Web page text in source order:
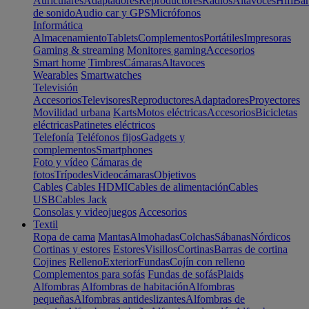
de sonidoAudio car y GPSMicrófonos
Informática
AlmacenamientoTabletsComplementosPortátilesImpresoras
Gaming & streaming Monitores gamingAccesorios
Smart home TimbresCámarasAltavoces
Wearables Smartwatches
Televisión
AccesoriosTelevisoresReproductoresAdaptadoresProyectores
Movilidad urbana KartsMotos eléctricasAccesoriosBicicletas
eléctricasPatinetes eléctricos
Telefonía Teléfonos fijosGadgets y
complementosSmartphones
Foto y vídeo Cámaras de
fotosTrípodesVideocámarasObjetivos
Cables Cables HDMICables de alimentaciónCables
USBCables Jack
Consolas y videojuegos Accesorios
Textil
Ropa de cama MantasAlmohadasColchasSábanasNórdicos
Cortinas y estores EstoresVisillosCortinasBarras de cortina
Cojines RellenoExteriorFundasCojín con relleno
Complementos para sofás Fundas de sofásPlaids
Alfombras Alfombras de habitaciónAlfombras
pequeñasAlfombras antideslizantesAlfombras de